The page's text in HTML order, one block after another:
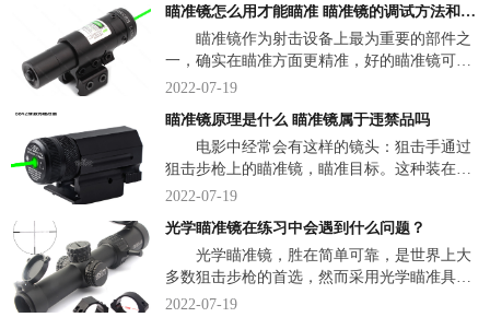
瞄准镜怎么用才能瞄准 瞄准镜的调试方法和技巧
瞄准镜作为射击设备上最为重要的部件之
一，确实在瞄准方面更精准，好的瞄准镜可以
将性能并不出色的射击设备的准确性发挥到极
那么，瞄准镜怎么用才能瞄准？下面，我们说
一说关于瞄准镜一些小知识。
2022-07-19
瞄准镜原理是什么 瞄准镜属于违禁品吗
电影中经常会有这样的镜头：狙击手通过
狙击步枪上的瞄准镜，瞄准目标。这种装在武
器上的光学瞄准镜，究竟是什么东西？瞄准镜
标志的革命式速瞄瞄具。下面，来看详细介
绍。
2022-07-19
光学瞄准镜在练习中会遇到什么问题？
光学瞄准镜，胜在简单可靠，是世界上大
多数狙击步枪的首选，然而采用光学瞄准具的
传统狙击步枪狙击手培养是非常困难的，美军
2022-07-19